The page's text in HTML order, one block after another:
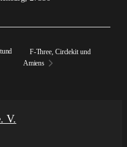
F-Three, Circlekit und
Amiens